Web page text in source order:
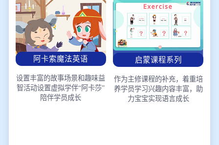
阿卡索魔法英语
设置丰富的故事场景和趣味益
智活动设置虚拟学伴“阿卡莎”
陪伴学员成长
启蒙课程系列
作为主修课程的补充，着重培
养学员学习兴趣内容丰富，助
力宝宝实现语言成长